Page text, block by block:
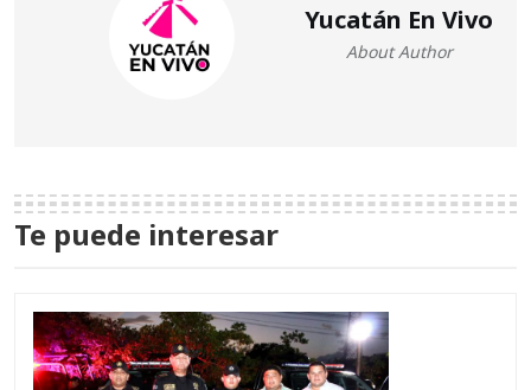
Yucatán En Vivo
About Author
Te puede interesar